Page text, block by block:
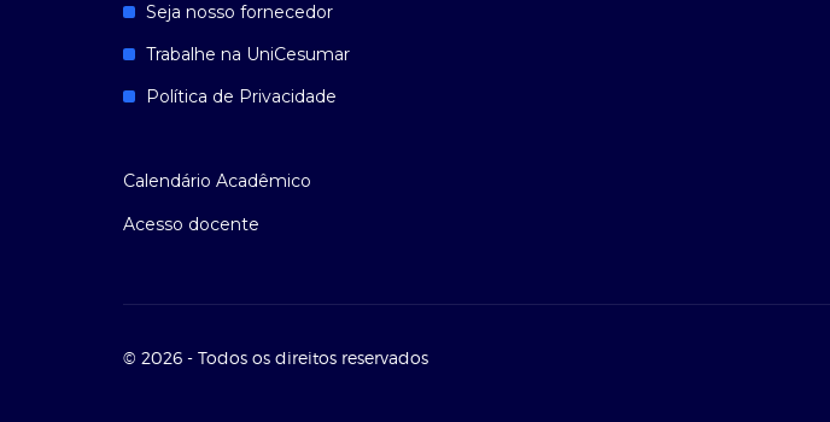
Seja nosso fornecedor
Trabalhe na UniCesumar
Política de Privacidade
Calendário Acadêmico
Acesso docente
© 2026 - Todos os direitos reservados